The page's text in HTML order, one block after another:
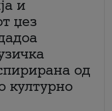
и
џез
од
културно